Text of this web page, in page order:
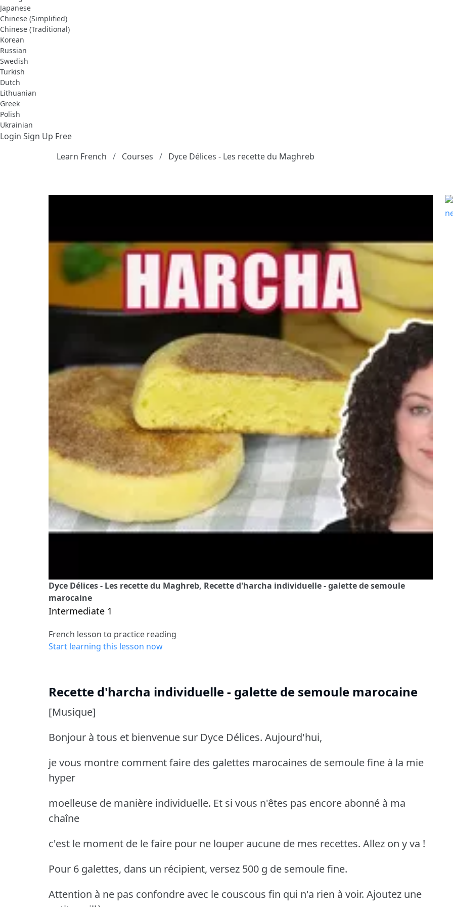
Japanese
Chinese (Simplified)
Chinese (Traditional)
Korean
Russian
Swedish
Turkish
Dutch
Lithuanian
Greek
Polish
Ukrainian
Login Sign Up Free
Learn French
Courses Dyce Délices - Les recette du Maghreb
Dyce Délices - Les recette du Maghreb, Recette d'harcha individuelle - galette de semoule
marocaine
Intermediate 1
French lesson to practice reading
Start learning this lesson now
Recette d'harcha individuelle - galette de semoule marocaine
[Musique]
Bonjour à tous et bienvenue sur Dyce Délices. Aujourd'hui,
je vous montre comment faire des galettes marocaines de semoule fine à la mie
hyper
moelleuse de manière individuelle. Et si vous n'êtes pas encore abonné à ma
chaîne
c'est le moment de le faire pour ne louper aucune de mes recettes. Allez on y va !
Pour 6 galettes, dans un récipient, versez 500 g de semoule fine.
Attention à ne pas confondre avec le couscous fin qui n'a rien à voir. Ajoutez une